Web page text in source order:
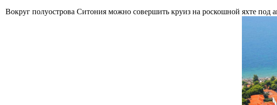
Вокруг полуострова Ситония можно совершить круиз на роскошной яхте под